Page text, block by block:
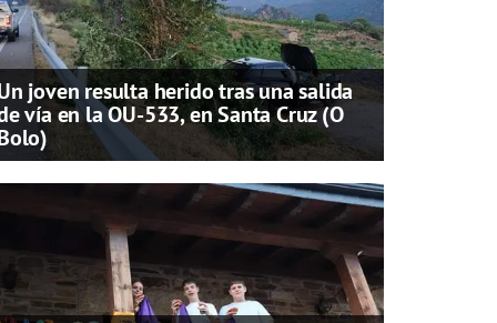
joven resulta herido tras una salida
vía en la OU-533, en Santa Cruz (O